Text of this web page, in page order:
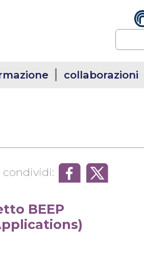
collaborazioni
condividi:
BEEP